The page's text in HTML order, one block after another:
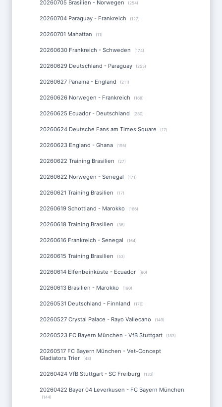
20260705 Brasilien - Norwegen (254)
20260704 Paraguay - Frankreich (127)
20260701 Mahattan (11)
20260630 Frankreich - Schweden (174)
20260629 Deutschland - Paraguay (255)
20260627 Panama - England (211)
20260626 Norwegen - Frankreich (168)
20260625 Ecuador - Deutschland (280)
20260624 Deutsche Fans am Times Square (17)
20260623 England - Ghana (195)
20260622 Training Brasilien (27)
20260622 Norwegen - Senegal (171)
20260621 Training Brasilien (17)
20260619 Schottland - Marokko (166)
20260618 Training Brasilien (36)
20260616 Frankreich - Senegal (164)
20260615 Training Brasilien (53)
20260614 Elfenbeinküste - Ecuador (90)
20260613 Brasilien - Marokko (190)
20260531 Deutschland - Finnland (170)
20260527 Crystal Palace - Rayo Vallecano (149)
20260523 FC Bayern München - VfB Stuttgart (183)
20260517 FC Bayern München - Vet-Concept
Gladiators Trier
(48)
20260424 VfB Stuttgart - SC Freiburg (133)
20260422 Bayer 04 Leverkusen - FC Bayern München
(144)